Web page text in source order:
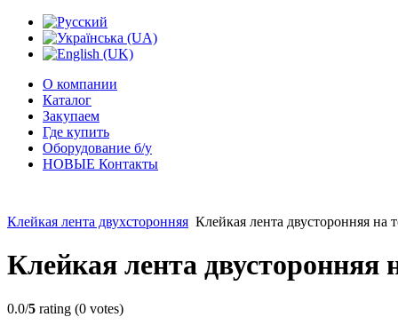
О компании
Каталог
Закупаем
Где купить
Оборудование б/у
НОВЫЕ Контакты
Клейкая лента двухсторонняя Клейкая лента двусторонняя на
Клейкая лента двусторонняя
0.0/5 rating (0 votes)